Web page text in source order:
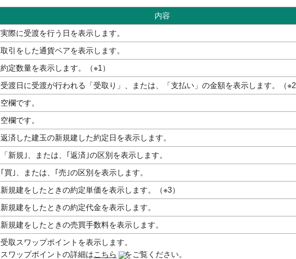
内容
実際に受渡を行う日を表示します。
取引をした通貨ペアを表示します。
約定数量を表示します。（※1）
受渡日に受渡が行われる「受取り」、または、「支払い」の金額を表示します。（※2
空欄です。
空欄です。
返済した建玉の新規建した約定日を表示します。
「新規｣、または、｢返済｣の区別を表示します。
｢買｣、または、｢売｣の区別を表示します。
新規建をしたときの約定単価を表示します。（※3）
新規建をしたときの約定代金を表示します。
新規建をしたときの売買手数料を表示します。
受取スワップポイントを表示します。
スワップポイントの詳細はこちら をご覧ください。